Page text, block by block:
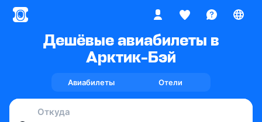
Дешёвые авиабилеты в
Арктик-Бэй
Авиабилеты Отели